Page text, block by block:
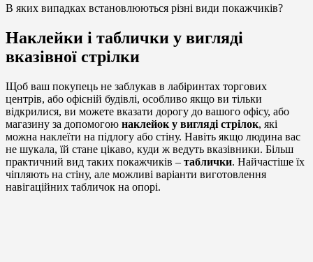
В яких випадках встановлюються різні види покажчиків?
Наклейки і таблички у вигляді
вказівної стрілки
Щоб ваш покупець не заблукав в лабіринтах торгових
центрів, або офісній будівлі, особливо якщо ви тільки
відкрилися, ви можете вказати дорогу до вашого офісу, або
магазину за допомогою наклейок у вигляді стрілок, які
можна наклеїти на підлогу або стіну. Навіть якщо людина вас
не шукала, їй стане цікаво, куди ж ведуть вказівники. Більш
практичний вид таких покажчиків – таблички. Найчастіше їх
чіпляють на стіну, але можливі варіанти виготовлення
навігаційних табличок на опорі.